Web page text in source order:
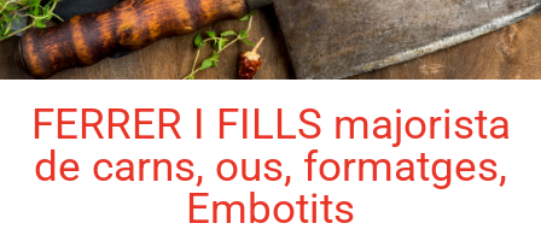
FERRER I FILLS majorista
de carns, ous, formatges,
Embotits